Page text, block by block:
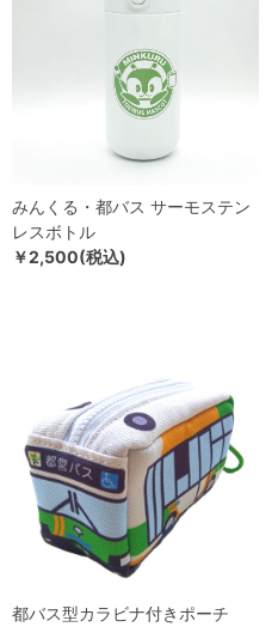
みんくる・都バス サーモステン
レスボトル
￥2,500(税込)
都バス型カラビナ付きポーチ